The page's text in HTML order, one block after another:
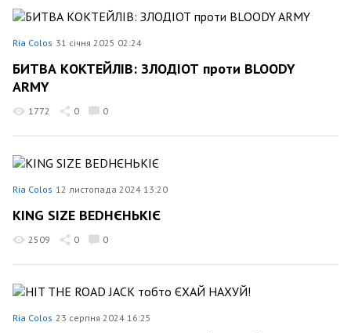
Ria Colos 31 січня 2025 02:24
БИТВА КОКТЕЙЛІВ: ЗЛОДІОТ проти BLOODY
ARMY
1772 0 0
Ria Colos 12 листопада 2024 13:20
KING SIZE BEDНЄНЬКІЄ
2509 0 0
Ria Colos 23 серпня 2024 16:25